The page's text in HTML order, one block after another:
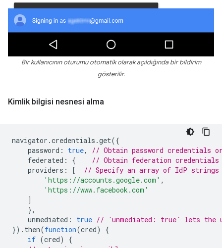
Bir kullanıcının oturumu otomatik olarak açıldığında bir bildirim
gösterilir.
Kimlik bilgisi nesnesi alma
navigator .credentials .get({
password : true,
// Obtain password credentials
federated : {
// Obtain federation
providers : [
// Specify an array of IdP strings
'https://accounts.google.com' ,
'https://www.facebook.com'
]
},
unmediated : true // `unmediated: true` lets the
}). then(function(cred)
{
if (cred)
{